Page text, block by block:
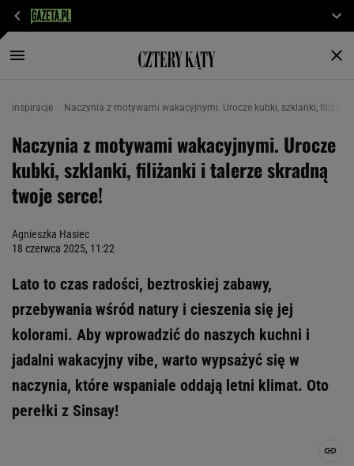
inspiracje Naczynia z motywami wakacyjnymi. Urocze kubki, szklanki,
Naczynia z motywami wakacyjnymi. Urocze
kubki, szklanki, filiżanki i talerze skradną
twoje serce!
Agnieszka Hasiec
18 czerwca 2025, 11:22
Lato to czas radości, beztroskiej zabawy,
przebywania wśród natury i cieszenia się jej
kolorami. Aby wprowadzić do naszych kuchni i
jadalni wakacyjny vibe, warto wypsażyć się w
naczynia, które wspaniale oddają letni klimat. Oto
perełki z Sinsay!